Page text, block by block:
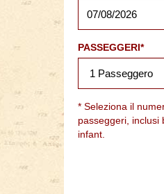
PASSEGGERI*
* Seleziona il
passeggeri, inclusi
infant.